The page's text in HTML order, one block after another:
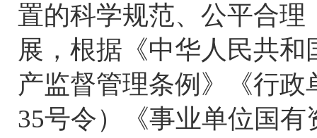
置的科学规范、公平合
展，根据《中华人民共
产监督管理条例》《行
35号令）《事业单位国